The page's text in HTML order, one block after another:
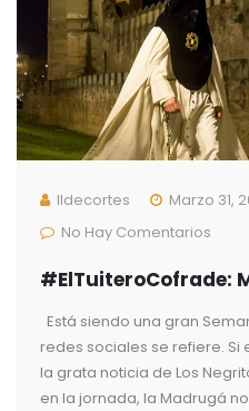
Ildecortes
Marzo 31,
No Hay Comentarios
#ElTuiteroCofrade:
Está siendo una gran
redes sociales se refiere. Si
la grata noticia de Los
en la jornada, la Madrugá